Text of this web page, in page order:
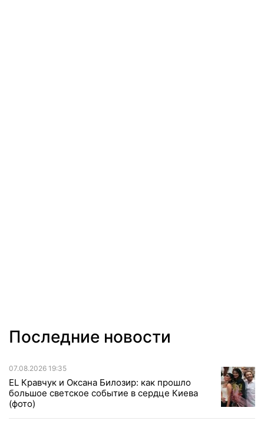
Последние новости
07.08.2026 19:35
EL Кравчук и Оксана Билозир: как прошло
большое светское событие в сердце Киева
(фото)